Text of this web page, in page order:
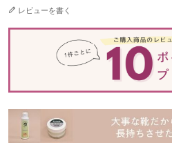
レビューを書く